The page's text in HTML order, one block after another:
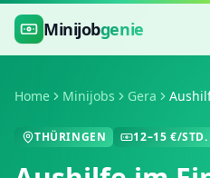
Zum Hauptinhalt springen
Minijobgenie
Home Minijobs Gera
THÜRINGEN 12–15 €/STD.